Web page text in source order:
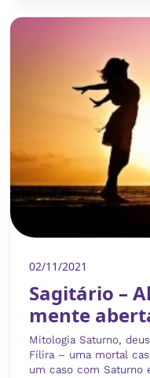
02/11/2021
Sagitário –
mente
Mitologia Saturno,
Fílira – uma mortal
um caso com Saturno